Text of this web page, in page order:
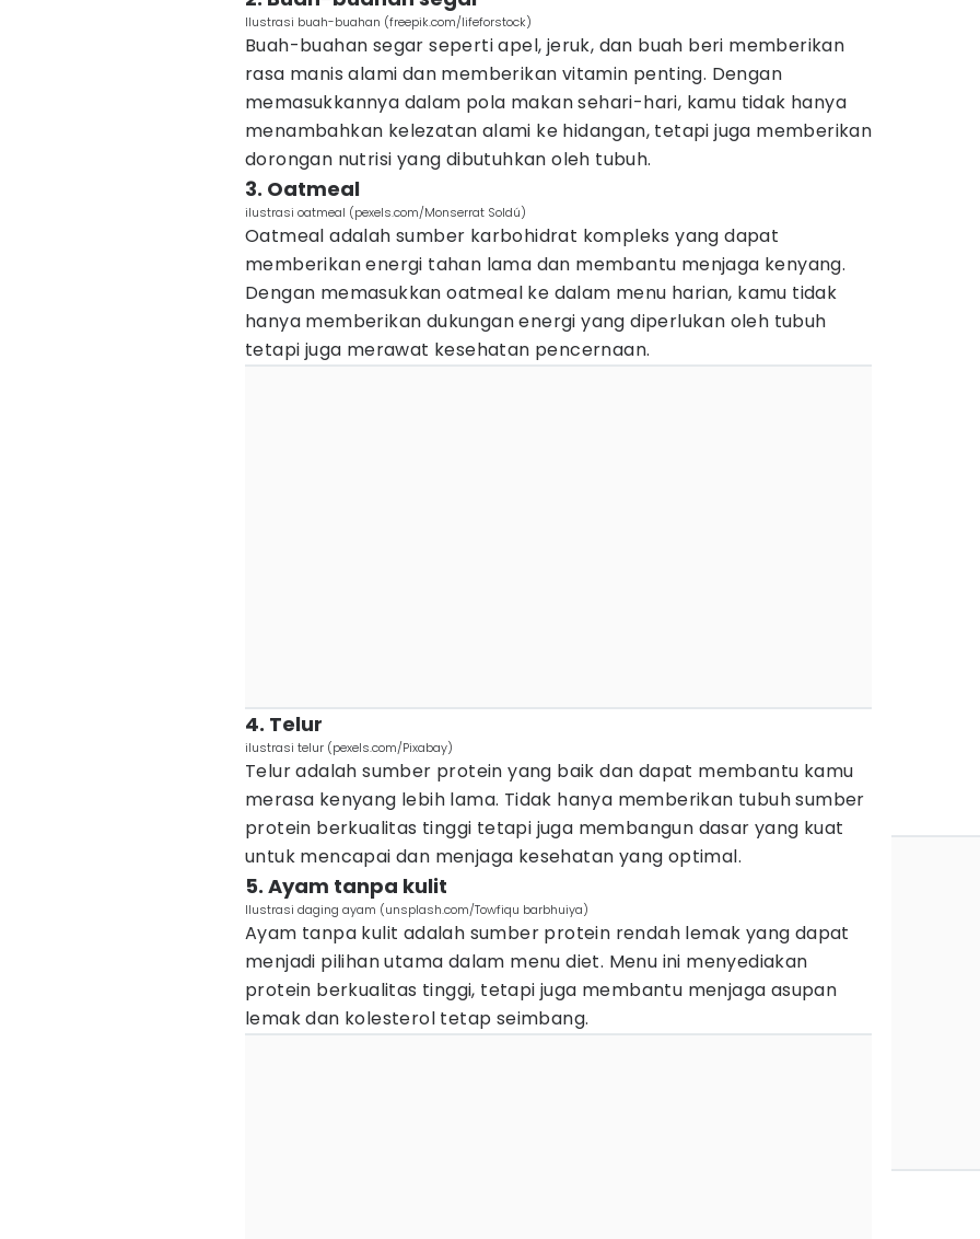
Ilustrasi buah-buahan (freepik.com/lifeforstock)
Buah-buahan segar seperti apel, jeruk, dan buah beri memberikan
rasa manis alami dan memberikan vitamin penting. Dengan
memasukkannya dalam pola makan sehari-hari, kamu tidak hanya
menambahkan kelezatan alami ke hidangan, tetapi juga memberikan
dorongan nutrisi yang dibutuhkan oleh tubuh.
3. Oatmeal
ilustrasi oatmeal (pexels.com/Monserrat Soldú)
Oatmeal adalah sumber karbohidrat kompleks yang dapat
memberikan energi tahan lama dan membantu menjaga kenyang.
Dengan memasukkan oatmeal ke dalam menu harian, kamu tidak
hanya memberikan dukungan energi yang diperlukan oleh tubuh
tetapi juga merawat kesehatan pencernaan.
4. Telur
ilustrasi telur (pexels.com/Pixabay)
Telur adalah sumber protein yang baik dan dapat membantu kamu
merasa kenyang lebih lama. Tidak hanya memberikan tubuh sumber
protein berkualitas tinggi tetapi juga membangun dasar yang kuat
untuk mencapai dan menjaga kesehatan yang optimal.
5. Ayam tanpa kulit
Ilustrasi daging ayam (unsplash.com/Towfiqu barbhuiya)
Ayam tanpa kulit adalah sumber protein rendah lemak yang dapat
menjadi pilihan utama dalam menu diet. Menu ini menyediakan
protein berkualitas tinggi, tetapi juga membantu menjaga asupan
lemak dan kolesterol tetap seimbang.